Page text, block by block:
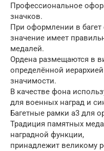
Профессиональное
значков.
При оформлении в
значение имеет
медалей.
Ордена размещаются в
определённой
значимости.
В качестве фона
для военных наград и
Багетные рамки а3 для
Традиция памятных
наградной функции,
принадлежит великому